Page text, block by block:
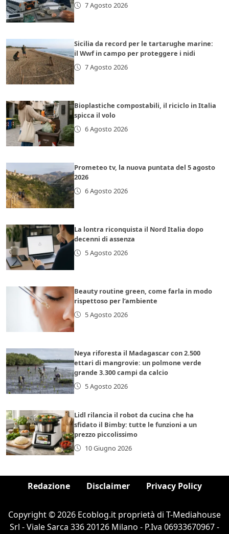
7 Agosto 2026
Sicilia da record per le tartarughe marine:
il Wwf in campo per proteggere i nidi
7 Agosto 2026
Bioplastiche compostabili, il riciclo in Italia
spicca il volo
6 Agosto 2026
Prometeo tv, la nuova puntata del 5 agosto
2026
6 Agosto 2026
La lontra riconquista il Nord Italia dopo
decenni di assenza
5 Agosto 2026
Beauty routine green, come farla in modo
rispettoso per l’ambiente
5 Agosto 2026
Neya riforesta il Madagascar con 2.500
ettari di mangrovie: un polmone verde
grande 3.300 campi da calcio
5 Agosto 2026
Lidl rilancia il robot da cucina che ha
sfidato il Bimby: tutte le funzioni a un
prezzo piccolissimo
10 Giugno 2026
Redazione Disclaimer Privacy Policy
Copyright © 2026 Ecoblog.it proprietà di T-Mediahouse
Srl - Viale Sarca 336 20126 Milano - P.Iva 06933670967 -